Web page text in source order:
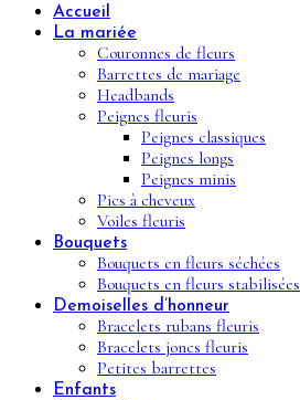
Accueil
La mariée
Couronnes de fleurs
Barrettes de mariage
Headbands
Peignes fleuris
Peignes classiques
Peignes longs
Peignes minis
Pics à cheveux
Voiles fleuris
Bouquets
Bouquets en fleurs séchées
Bouquets en fleurs stabilisées
Demoiselles d’honneur
Bracelets rubans fleuris
Bracelets joncs fleuris
Petites barrettes
Enfants